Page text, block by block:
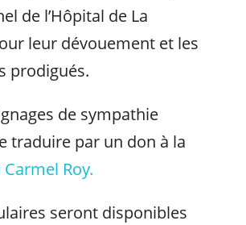
de l’Hôpital de La
leur dévouement et les
prodigués.
de sympathie
traduire par un don à la
Roy.
seront disponibles